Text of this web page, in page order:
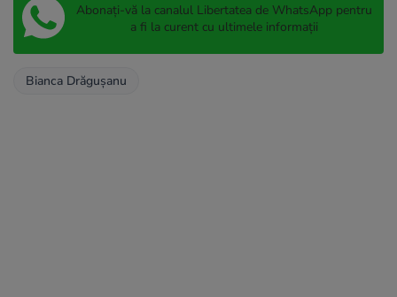
Abonați-vă la canalul Libertatea de WhatsApp pentru
a fi la curent cu ultimele informații
Bianca Drăgușanu